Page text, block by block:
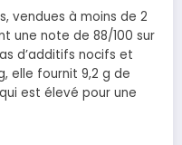
vendues à moins de 2
une note de 88/100 sur
d’additifs nocifs et
elle fournit 9,2 g de
est élevé pour une